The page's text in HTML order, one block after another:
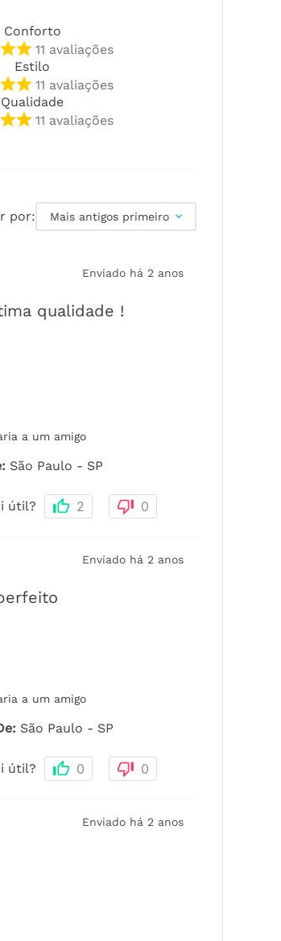
Conforto
11 avaliações
Estilo
11 avaliações
Qualidade
11 avaliações
por: Mais antigos primeiro
Enviado há 2 anos
qualidade !
a um amigo
: São Paulo - SP
útil? 2 0
Enviado há 2 anos
a um amigo
: São Paulo - SP
útil? 0 0
Enviado há 2 anos